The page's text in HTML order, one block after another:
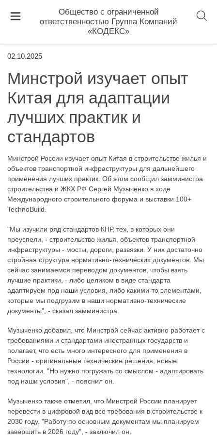
Общество с ограниченной
ответственностью Группа Компаний
«КОДЕКС»
02.10.2025
Минстрой изучает опыт
Китая для адаптации
лучших практик и
стандартов
Минстрой России изучает опыт Китая в строительстве жилья и
объектов транспортной инфраструктуры для дальнейшего
применения лучших практик. Об этом сообщил замминистра
строительства и ЖКХ РФ Сергей Музыченко в ходе
Международного строительного форума и выставки 100+
TechnoBuild.
"Мы изучили ряд стандартов КНР, тех, в которых они
преуспели, - строительство жилья, объектов транспортной
инфраструктуры - мосты, дороги, развязки. У них достаточно
стройная структура нормативно-технических документов. Мы
сейчас занимаемся переводом документов, чтобы взять
лучшие практики, - либо целиком в виде стандарта
адаптируем под наши условия, либо какими-то элементами,
которые мы подгрузим в наши нормативно-технические
документы", - сказал замминистра.
Музыченко добавил, что Минстрой сейчас активно работает с
требованиями и стандартами иностранных государств и
полагает, что есть много интересного для применения в
России - оригинальные технические решения, новые
технологии. "Но нужно погружать со смыслом - адаптировать
под наши условия", - пояснил он.
Музыченко также отметил, что Минстрой России планирует
перевести в цифровой вид все требования в строительстве к
2030 году. "Работу по основным документам мы планируем
завершить в 2026 году", - заключил он.